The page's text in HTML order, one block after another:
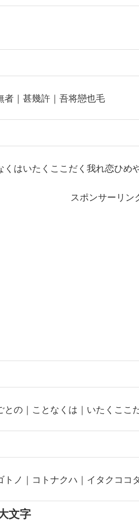
者｜甚幾許｜吾将戀也毛
くはいたくここだく我れ恋ひめ
スポンサーリン
との｜ことなくは｜いたくここ
トノ｜コトナクハ｜イタクココ
文字